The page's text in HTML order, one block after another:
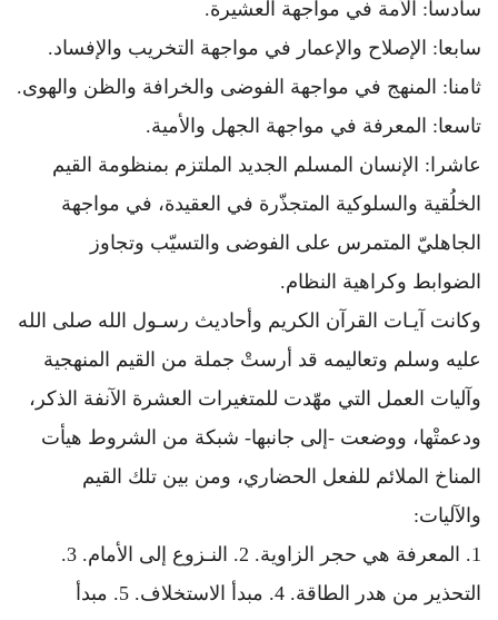
سادسا: الأمة في مواجهة العشيرة.
سابعا: الإصلاح والإعمار في مواجهة التخريب والإفساد.
ثامنا: المنهج في مواجهة الفوضى والخرافة والظن والهوى.
تاسعا: المعرفة في مواجهة الجهل والأمية.
عاشرا: الإنسان المسلم الجديد الملتزم بمنظومة القيم
الخلُقية والسلوكية المتجذّرة في العقيدة، في مواجهة
الجاهليّ المتمرس على الفوضى والتسيّب وتجاوز
الضوابط وكراهية النظام.
وكانت آيـات القرآن الكريم وأحاديث رسـول الله صلى الله
عليه وسلم وتعاليمه قد أرستْ جملة من القيم المنهجية
وآليات العمل التي مهّدت للمتغيرات العشرة الآنفة الذكر،
ودعمتْها، ووضعت -إلى جانبها- شبكة من الشروط هيأت
المناخ الملائم للفعل الحضاري، ومن بين تلك القيم
والآليات:
1. المعرفة هي حجر الزاوية. 2. النـزوع إلى الأمام. 3.
التحذير من هدر الطاقة. 4. مبدأ الاستخلاف. 5. مبدأ